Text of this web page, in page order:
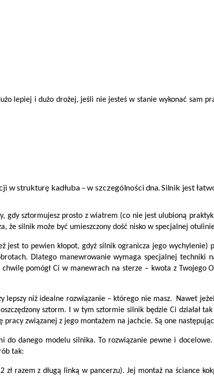
lepiej i dużo drożej, jeśli nie jesteś w stanie wykonać sam
strukturę kadłuba – w szczególności dna. Silnik jest
gdy sztormujesz prosto z wiatrem (co nie jest ulubioną
że silnik może być umieszczony dość nisko w specjalnej
jest to pewien kłopot, gdyż silnik ogranicza jego wychylenie)
Dlatego manewrowanie wymaga specjalnej techniki
pomógł Ci w manewrach na sterze – kwota z Twojego
lepszy niż idealne rozwiązanie – którego nie masz. Nawet
sztorm. I w tym sztormie silnik będzie Ci działał
pracy związanej z jego montażem na jachcie. Są one
do danego modelu silnika. To rozwiązanie pewne i
tak:
zł razem z długą linką w pancerzu). Jej montaż na ściance